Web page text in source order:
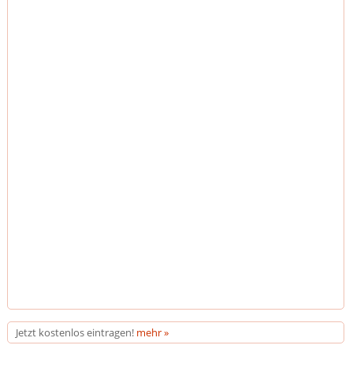
Jetzt kostenlos eintragen! mehr »